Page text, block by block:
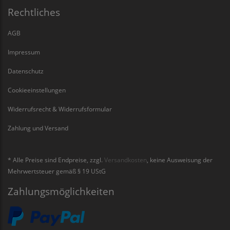
Rechtliches
AGB
Impressum
Datenschutz
Cookieeinstellungen
Widerrufsrecht & Widerrufsformular
Zahlung und Versand
* Alle Preise sind Endpreise, zzgl. Versandkosten , keine Ausweisung der
Mehrwertsteuer gemäß § 19 UStG
Zahlungsmöglichkeiten